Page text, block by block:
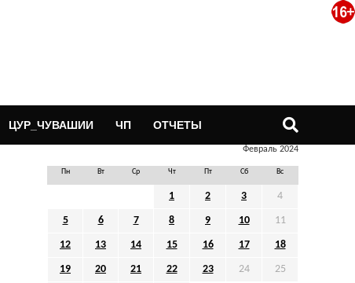
ЦУР_ЧУВАШИИ ЧП ОТЧЕТЫ
Февраль 2024
Пн Вт Ср Чт Пт Сб Вс
1 2 3 4
5 6 7 8 9 10 11
12 13 14 15 16 17 18
19 20 21 22 23 24 25